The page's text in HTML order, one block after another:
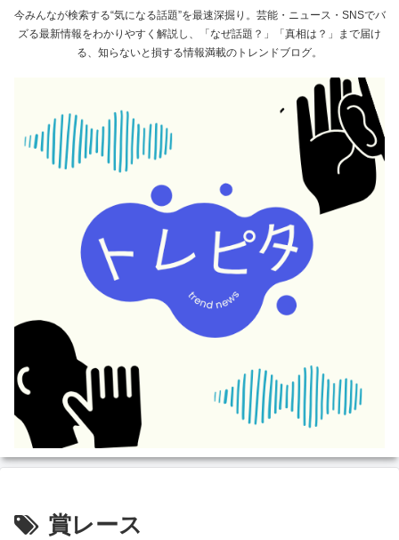
今みんなが検索する“気になる話題”を最速深掘り。芸能・ニュース・SNSでバ
ズる最新情報をわかりやすく解説し、「なぜ話題？」「真相は？」まで届け
る、知らないと損する情報満載のトレンドブログ。
賞レース